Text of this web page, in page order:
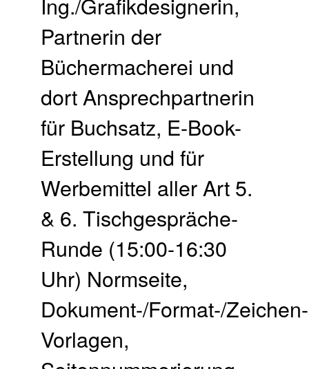
Partnerin der
Büchermacherei und
dort Ansprechpartnerin
für Buchsatz, E-Book-
Erstellung und für
Werbemittel aller Art 5.
& 6. Tischgespräche-
Runde (15:00-16:30
Uhr) Normseite,
Dokument-/Format-/Zeichen-
Vorlagen,